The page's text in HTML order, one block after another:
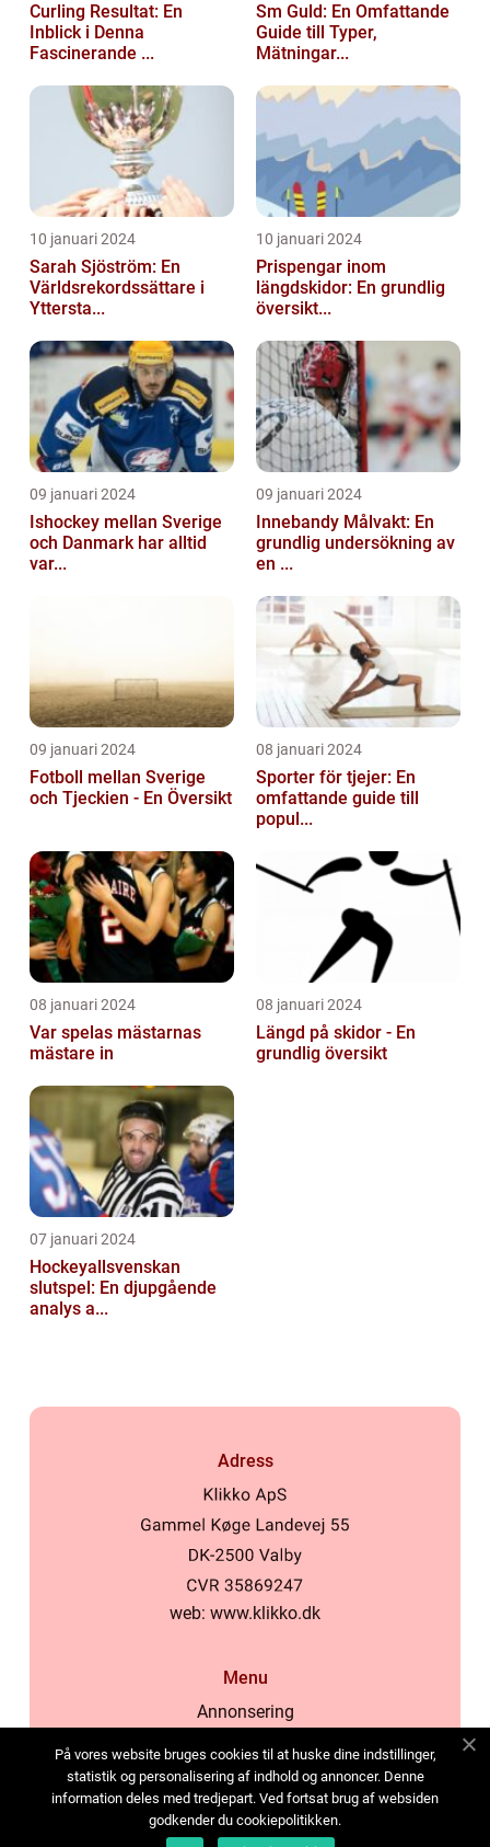
Curling Resultat: En
Inblick i Denna
Fascinerande ...
Sm Guld: En Omfattande
Guide till Typer,
Mätningar...
10 januari 2024
Sarah Sjöström: En
Världsrekordssättare i
Yttersta...
10 januari 2024
Prispengar inom
längdskidor: En grundlig
översikt...
09 januari 2024
Ishockey mellan Sverige
och Danmark har alltid
var...
09 januari 2024
Innebandy Målvakt: En
grundlig undersökning av
en ...
09 januari 2024
Fotboll mellan Sverige
och Tjeckien - En Översikt
08 januari 2024
Sporter för tjejer: En
omfattande guide till
popul...
08 januari 2024
Var spelas mästarnas
mästare in
08 januari 2024
Längd på skidor - En
grundlig översikt
07 januari 2024
Hockeyallsvenskan
slutspel: En djupgående
analys a...
Adress
web: www.klikko.dk
Menu
Annonsering
Cookies
Kontakta oss
Sitemap
På vores website bruges cookies til at huske dine indstillinger,
statistik og personalisering af indhold og annoncer. Denne
information deles med tredjepart. Ved fortsat brug af websiden
godkender du cookiepolitikken.